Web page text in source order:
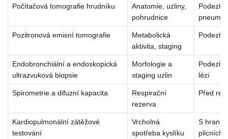
Počítačová tomografie hrudníku
Anatomie, uzliny,
pohrudnice
Pozitronová emisní tomografie
Metabolická
aktivita, staging
Endobronchiální a endoskopická
ultrazvuková biopsie
Morfologie a
staging uzlin
lézi
Spirometrie a difuzní kapacita
Respirační
rezerva
Před
Kardiopulmonální zátěžové
testování
Vrcholná
spotřeba kyslíku
S
plicních